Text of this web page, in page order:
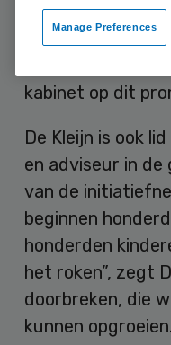
normaal
leveren aan het
kabinet op dit
De Kleijn is ook
en adviseur in
van de
beginnen
honderden
het roken”, zegt
doorbreken, die
kunnen
Manage Preferences